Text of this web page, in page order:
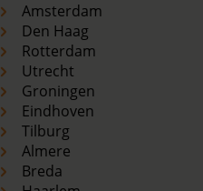
Amsterdam
Den Haag
Rotterdam
Utrecht
Groningen
Eindhoven
Tilburg
Almere
Breda